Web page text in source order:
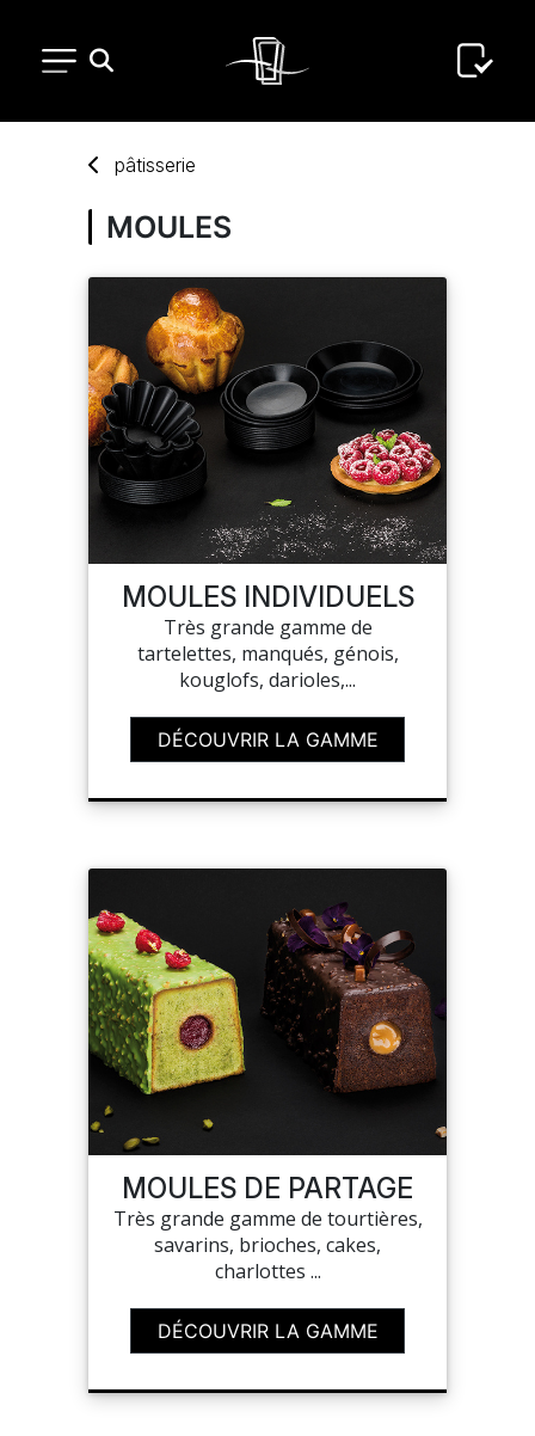
ARTS DE LA TABLE
USAGE UNIQUE
DISTRIBUTION DE REPAS
ARTS DE LA TABLE LUXE
MARQUES
NOUVEAUTÉS
MON COMPTE
MES LISTES
CONFIGURER LES
PRODUITS
CONFIGURATIONS
PORTAIL
SUR-MESURE
pâtisserie
MOULES
MOULES INDIVIDUELS
Très grande gamme de
tartelettes, manqués, génois,
kouglofs, darioles,...
DÉCOUVRIR LA GAMME
MOULES DE PARTAGE
Très grande gamme de tourtières,
savarins, brioches, cakes,
charlottes ...
DÉCOUVRIR LA GAMME